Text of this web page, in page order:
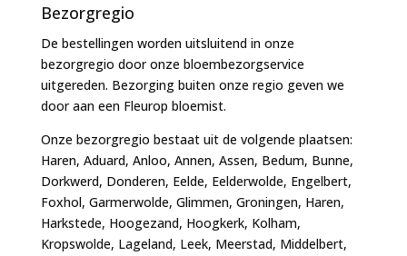
Bezorgregio
De bestellingen worden uitsluitend in onze
bezorgregio door onze bloembezorgservice
uitgereden. Bezorging buiten onze regio geven we
door aan een Fleurop bloemist.
Onze bezorgregio bestaat uit de volgende plaatsen:
Haren, Aduard, Anloo, Annen, Assen, Bedum, Bunne,
Dorkwerd, Donderen, Eelde, Eelderwolde, Engelbert,
Foxhol, Garmerwolde, Glimmen, Groningen, Haren,
Harkstede, Hoogezand, Hoogkerk, Kolham,
Kropswolde, Lageland, Leek, Meerstad, Middelbert,